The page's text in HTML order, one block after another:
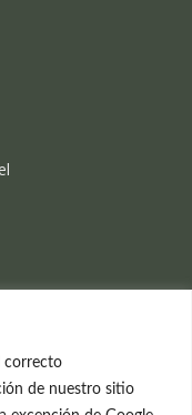
correcto
de nuestro sitio